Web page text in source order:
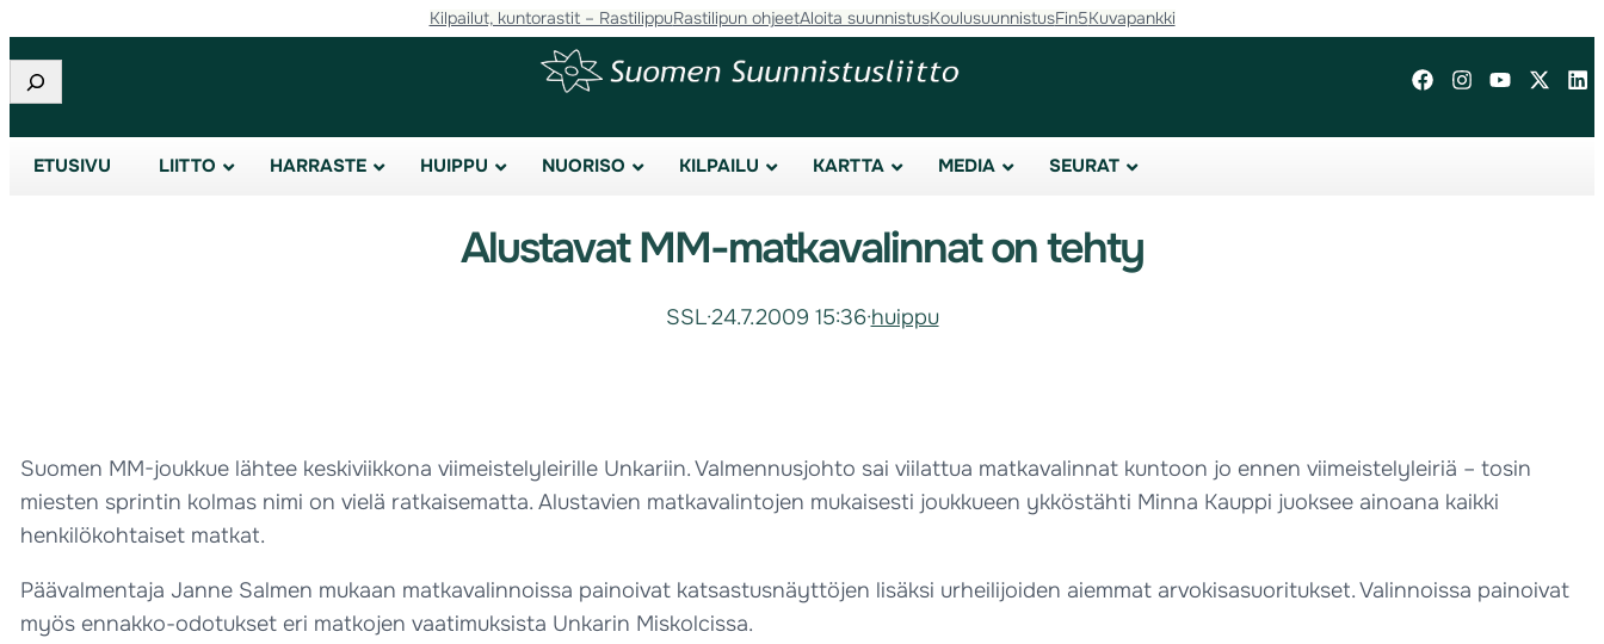
Kilpailut, kuntorastit – RastilippuRastilipun ohjeetAloita suunnistusKoulusuunnistusFin5Kuvapankki
Etsi
ETUSIVU LIITTO HARRASTE HUIPPU NUORISO KILPAILU KARTTA MEDIA SEURAT
Alustavat MM-matkavalinnat on tehty
SSL·24.7.2009 15:36·huippu
Suomen MM-joukkue lähtee keskiviikkona viimeistelyleirille Unkariin. Valmennusjohto sai viilattua matkavalinnat kuntoon jo ennen viimeistelyleiriä – tosin
miesten sprintin kolmas nimi on vielä ratkaisematta. Alustavien matkavalintojen mukaisesti joukkueen ykköstähti Minna Kauppi juoksee ainoana kaikki
henkilökohtaiset matkat.
Päävalmentaja Janne Salmen mukaan matkavalinnoissa painoivat katsastusnäyttöjen lisäksi urheilijoiden aiemmat arvokisasuoritukset. Valinnoissa painoivat
myös ennakko-odotukset eri matkojen vaatimuksista Unkarin Miskolcissa.